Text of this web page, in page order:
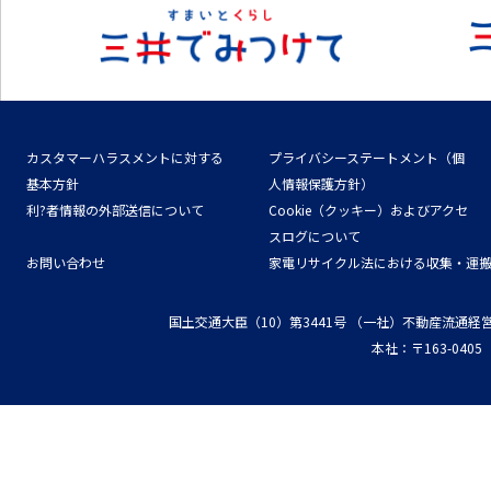
カスタマーハラスメントに対する
基本方針
プライバシーステートメント（個
人情報保護方針）
利?者情報の外部送信について
Cookie（クッキー）およびアクセ
スログについて
お問い合わせ
家電リサイクル法における収集・運
国土交通大臣（10）第3441号
（一社）不動産流通経
本社：〒163-